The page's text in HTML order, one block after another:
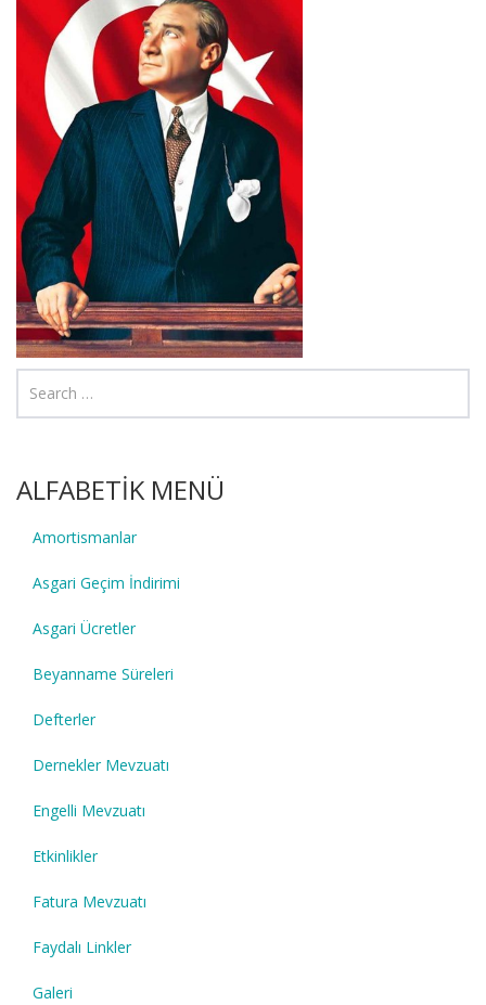
ALFABETİK MENÜ
Amortismanlar
Asgari Geçim İndirimi
Asgari Ücretler
Beyanname Süreleri
Defterler
Dernekler Mevzuatı
Engelli Mevzuatı
Etkinlikler
Fatura Mevzuatı
Faydalı Linkler
Galeri